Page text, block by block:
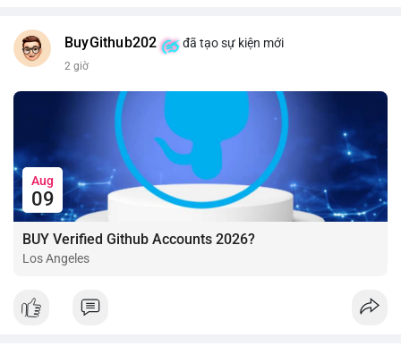
BuyGithub202 đã tạo sự kiện mới
2 giờ
Aug
09
BUY Verified Github Accounts 2026?
Los Angeles